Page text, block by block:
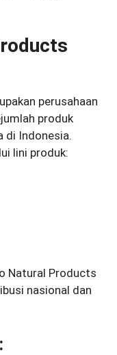
perusahaan
produk
di Indonesia.
lini produk:
Natural Products
nasional dan